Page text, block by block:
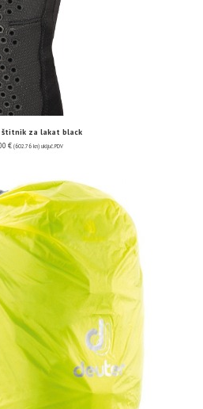
štitnik za lakat black
€ (602.76 kn) uključ. PDV